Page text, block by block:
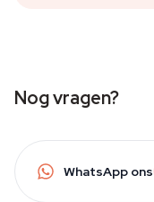
Nog vragen?
WhatsApp ons